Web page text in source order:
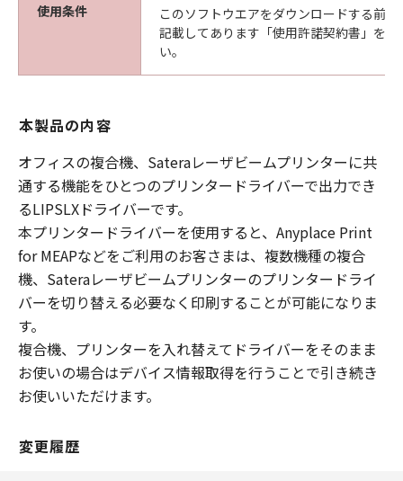
使用条件
このソフトウエアをダウンロードする前
記載してあります「使用許諾契約書」を
い。
本製品の内容
オフィスの複合機、Sateraレーザビームプリンターに共
通する機能をひとつのプリンタードライバーで出力でき
るLIPSLXドライバーです。
本プリンタードライバーを使用すると、Anyplace Print
for MEAPなどをご利用のお客さまは、複数機種の複合
機、Sateraレーザビームプリンターのプリンタードライ
バーを切り替える必要なく印刷することが可能になりま
す。
複合機、プリンターを入れ替えてドライバーをそのまま
お使いの場合はデバイス情報取得を行うことで引き続き
お使いいただけます。
変更履歴